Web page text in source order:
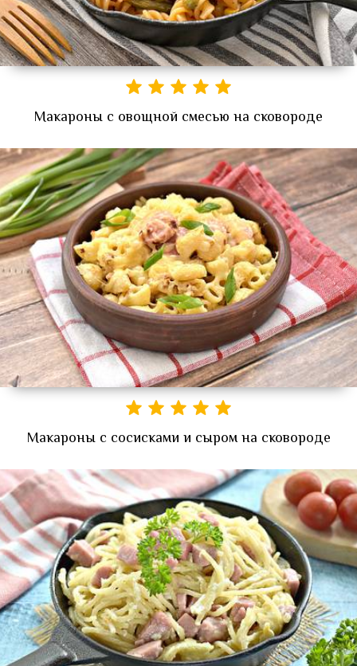
Макароны с овощной смесью на сковороде
Макароны с сосисками и сыром на сковороде